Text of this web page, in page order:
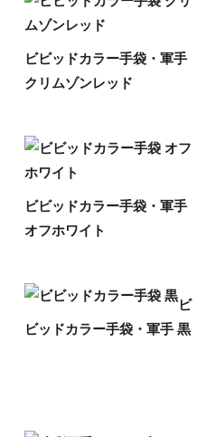
ビビッドカラー手袋・軍手
クリムゾンレッド
ビビッドカラー手袋・軍手
オフホワイト
ビ
ビッドカラー手袋・軍手 黒